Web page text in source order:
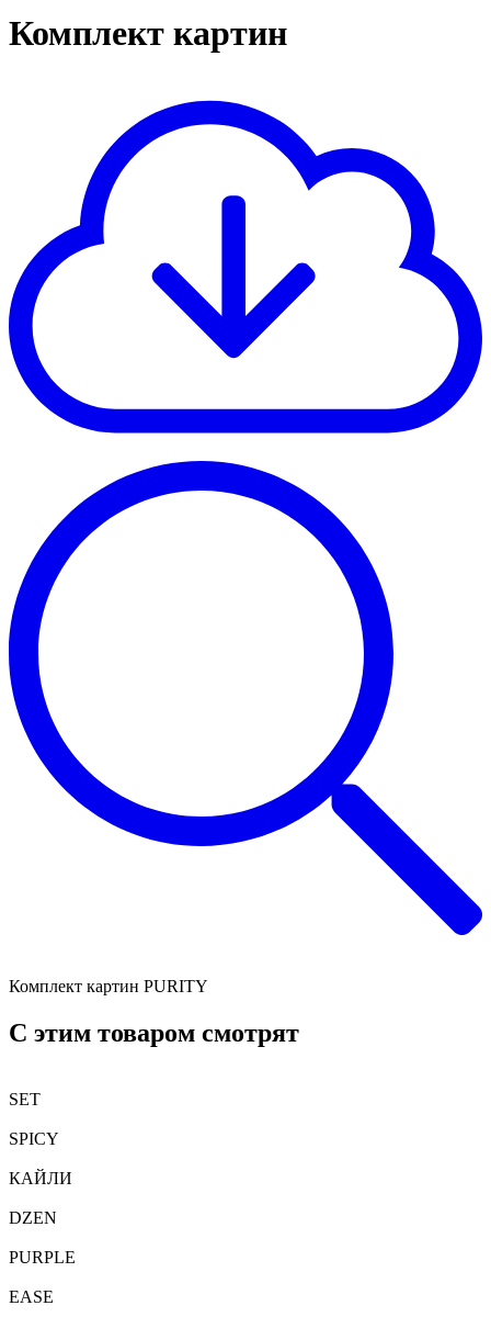
Комплект картин
Комплект картин PURITY
C этим товаром смотрят
SET
SPICY
КАЙЛИ
DZEN
PURPLE
EASE